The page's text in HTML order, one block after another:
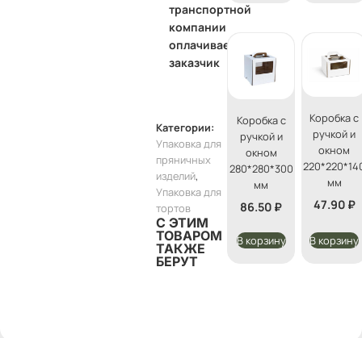
транспортной
компании
оплачивает
заказчик
Категории:
Упаковка для
пряничных
изделий,
Упаковка для
тортов
С ЭТИМ
ТОВАРОМ
ТАКЖЕ
БЕРУТ
Коробка с
ручкой и
окном
280*280*300
мм
86.50 ₽
В корзину
Коробка с
ручкой и
окном
мм
47.90 ₽
В корзину